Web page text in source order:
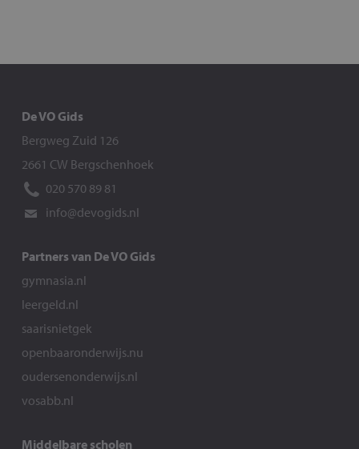
De VO Gids
Bergweg Zuid 126
2661 CW Bergschenhoek
020 570 89 81
info@devogids.nl
Partners van De VO Gids
gymnasia.nl
leergeld.nl
saarisnietgek
openbaaronderwijs.nu
oudersenonderwijs.nl
vosabb.nl
Middelbare scholen